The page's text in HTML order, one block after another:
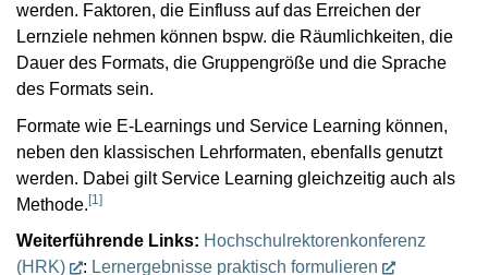
werden. Faktoren, die Einfluss auf das Erreichen der
Lernziele nehmen können bspw. die Räumlichkeiten, die
Dauer des Formats, die Gruppengröße und die Sprache
des Formats sein.
Formate wie E-Learnings und Service Learning können,
neben den klassischen Lehrformaten, ebenfalls genutzt
werden. Dabei gilt Service Learning gleichzeitig auch als
Methode.[1 ]
Weiterführende Links: Hochschulrektorenkonferenz
(HRK)
: Lernergebnisse praktisch formulieren